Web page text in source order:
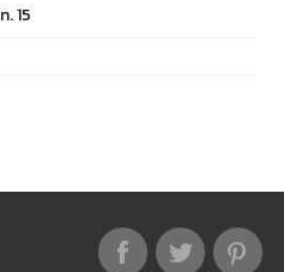
n. 15